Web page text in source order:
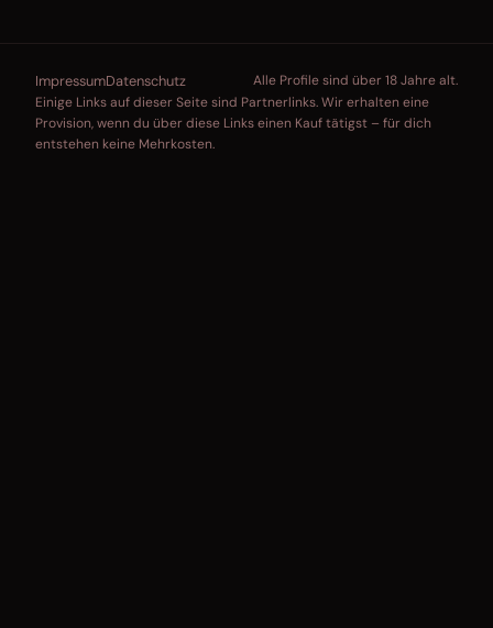
ImpressumDatenschutz
Alle Profile sind über 18 Jahre alt.
Einige Links auf dieser Seite sind Partnerlinks. Wir erhalten eine
Provision, wenn du über diese Links einen Kauf tätigst – für dich
entstehen keine Mehrkosten.